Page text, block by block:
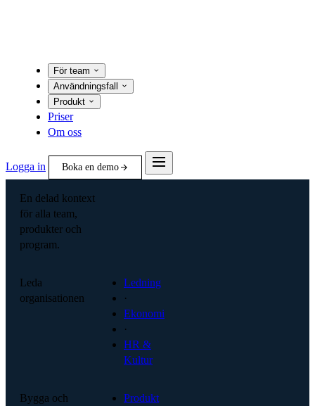
För team
Användningsfall
Produkt
Priser
Om oss
Logga in Boka en demo
En delad kontext
för alla team,
produkter och
program.
Leda
organisationen
Ledning
·
Ekonomi
·
HR &
Kultur
Bygga och
Produkt